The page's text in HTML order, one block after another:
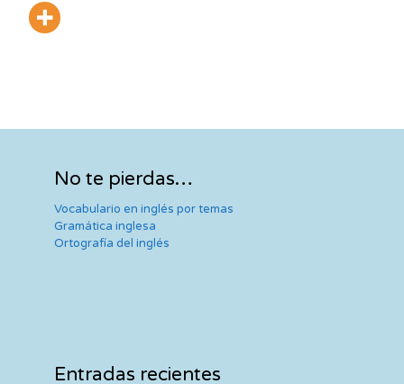
No te pierdas…
Vocabulario en inglés por temas
Gramática inglesa
Ortografía del inglés
Entradas recientes